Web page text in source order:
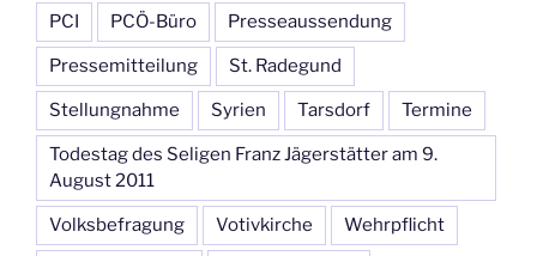
PCI PCÖ-Büro Presseaussendung
Pressemitteilung St. Radegund
Stellungnahme Syrien Tarsdorf Termine
Todestag des Seligen Franz Jägerstätter am 9.
August 2011
Volksbefragung Votivkirche Wehrpflicht